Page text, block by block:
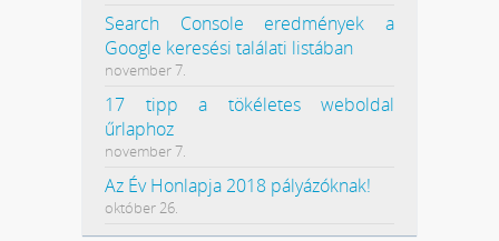
Search Console eredmények a
Google keresési találati listában
november 7.
17 tipp a tökéletes weboldal
űrlaphoz
november 7.
Az Év Honlapja 2018 pályázóknak!
október 26.